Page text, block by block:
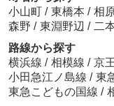
小山町 / 東橋本 / 相
森野 / 東淵野辺 / 二
路線から探す
横浜線 / 相模線 / 京
小田急江ノ島線 / 東
東急こどもの国線 /